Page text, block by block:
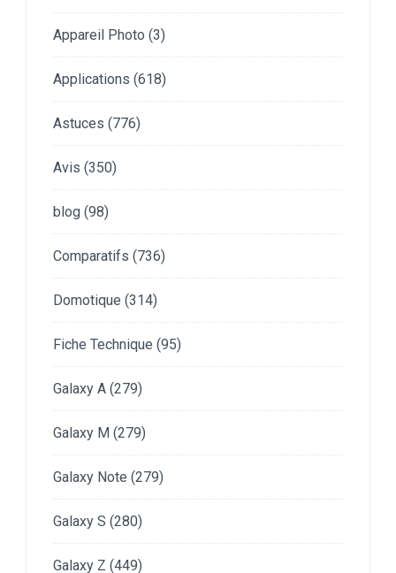
Appareil Photo (3)
Applications (618)
Astuces (776)
Avis (350)
blog (98)
Comparatifs (736)
Domotique (314)
Fiche Technique (95)
Galaxy A (279)
Galaxy M (279)
Galaxy Note (279)
Galaxy S (280)
Galaxy Z (449)